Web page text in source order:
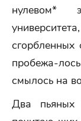
нулевом*
сгорбленных
пробежа-
смылось на
Два пьяных